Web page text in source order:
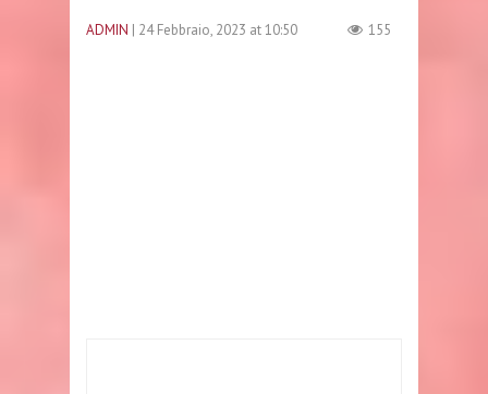
ADMIN | 24 Febbraio, 2023 at 10:50 155